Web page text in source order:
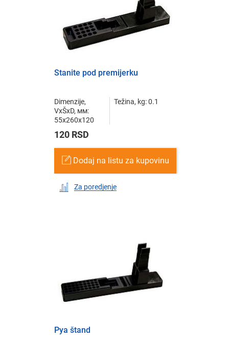
Stanite pod premijerku
Dimenzije,
VxŠxD, мм:
55x260x120
Težina, kg: 0.1
120 RSD
Dodaj na listu za kupovinu
Za poredjenje
Pya štand